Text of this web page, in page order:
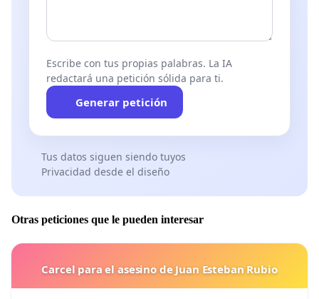
Escribe con tus propias palabras. La IA
redactará una petición sólida para ti.
Generar petición
Tus datos siguen siendo tuyos
Privacidad desde el diseño
Otras peticiones que le pueden interesar
Carcel para el asesino de Juan Esteban Rubio